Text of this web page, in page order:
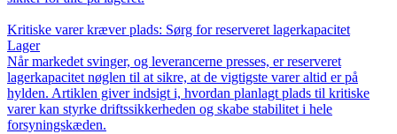
Kritiske varer kræver plads: Sørg for reserveret lagerkapacitet
Lager
Når markedet svinger, og leverancerne presses, er reserveret
lagerkapacitet nøglen til at sikre, at de vigtigste varer altid er på
hylden. Artiklen giver indsigt i, hvordan planlagt plads til kritiske
varer kan styrke driftssikkerheden og skabe stabilitet i hele
forsyningskæden.